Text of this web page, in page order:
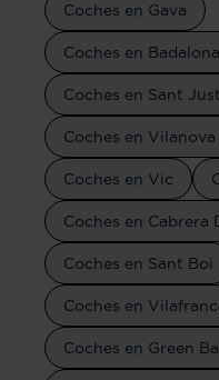
Coches en Gava
Coches en
Coches en Sant Just
Coches en
Coches en Vic
Coches en Cabrera
Coches en Sant Boi
Coches en
Coches en Green